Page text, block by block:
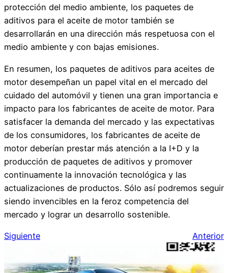
protección del medio ambiente, los paquetes de
aditivos para el aceite de motor también se
desarrollarán en una dirección más respetuosa con el
medio ambiente y con bajas emisiones.
En resumen, los paquetes de aditivos para aceites de
motor desempeñan un papel vital en el mercado del
cuidado del automóvil y tienen una gran importancia e
impacto para los fabricantes de aceite de motor. Para
satisfacer la demanda del mercado y las expectativas
de los consumidores, los fabricantes de aceite de
motor deberían prestar más atención a la I+D y la
producción de paquetes de aditivos y promover
continuamente la innovación tecnológica y las
actualizaciones de productos. Sólo así podremos seguir
siendo invencibles en la feroz competencia del
mercado y lograr un desarrollo sostenible.
Siguiente Anterior